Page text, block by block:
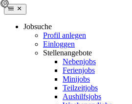
Jobsuche
Profil anlegen
Einloggen
Stellenangebote
Nebenjobs
Ferienjobs
Minijobs
Teilzeitjobs
Aushilfsjobs